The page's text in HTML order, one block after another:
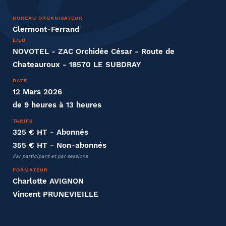
BUREAU ORGANISATEUR
Clermont-Ferrand
LIEU
NOVOTEL - ZAC Orchidée César - Route de
Chateauroux - 18570 LE SUBDRAY
DATE
12 Mars 2026
de 9 heures à 13 heures
TARIFS
325 € HT - Abonnés
355 € HT - Non-abonnés
Par participant et par sessions
FORMATEUR
Charlotte AVIGNON
Vincent PRUNEVIEILLE
Entreprise
Société
Fonction
Effectifs dans l'entreprise